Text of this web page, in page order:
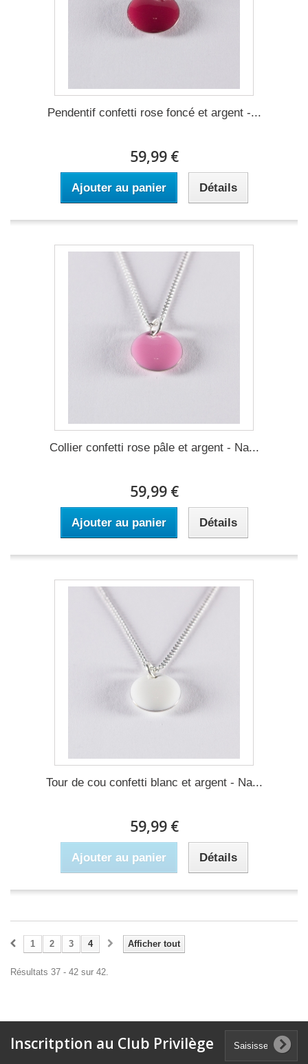
Pendentif confetti rose foncé et argent -...
59,99 €
Ajouter au panier Détails
Collier confetti rose pâle et argent - Na...
59,99 €
Ajouter au panier Détails
Tour de cou confetti blanc et argent - Na...
59,99 €
Ajouter au panier Détails
Afficher tout
1 2 3 4
Résultats 37 - 42 sur 42.
Inscritption au Club Privilège